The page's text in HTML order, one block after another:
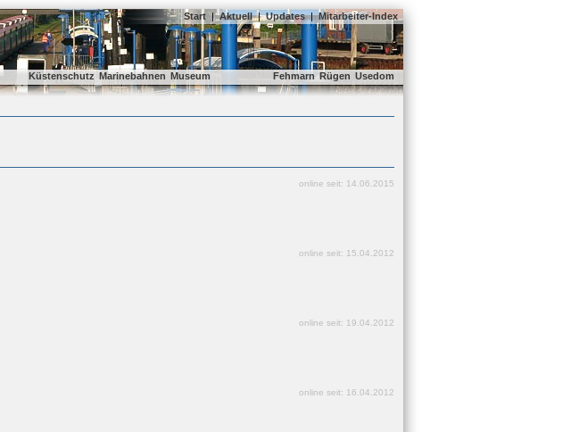
Start | Aktuell | Updates | Mitarbeiter-Index
Küstenschutz Marinebahnen Museum Fehmarn Rügen Usedom
online seit: 14.06.2015
online seit: 15.04.2012
online seit: 19.04.2012
online seit: 16.04.2012